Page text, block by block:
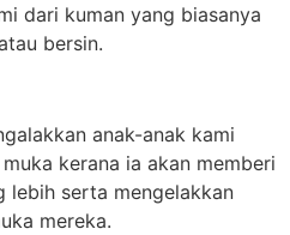
dari kuman yang biasanya
bersin.
anak-anak kami
kerana ia akan memberi
lebih serta mengelakkan
mereka.